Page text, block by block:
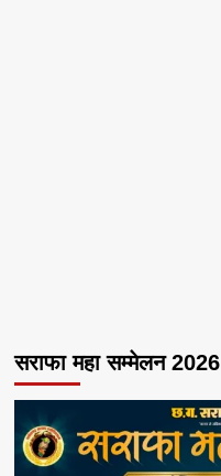
सराफा महा सम्मेलन 2026